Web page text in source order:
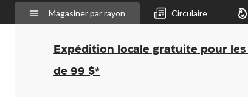
est
Leduc,
AB,
Ouvert,
Fermeture
à
Magasiner par rayon Circulaire
Expédition locale gratuite pour
de 99 $*